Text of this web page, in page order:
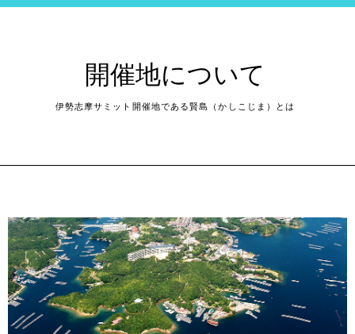
開催地について
伊勢志摩サミット開催地である賢島（かしこじま）とは